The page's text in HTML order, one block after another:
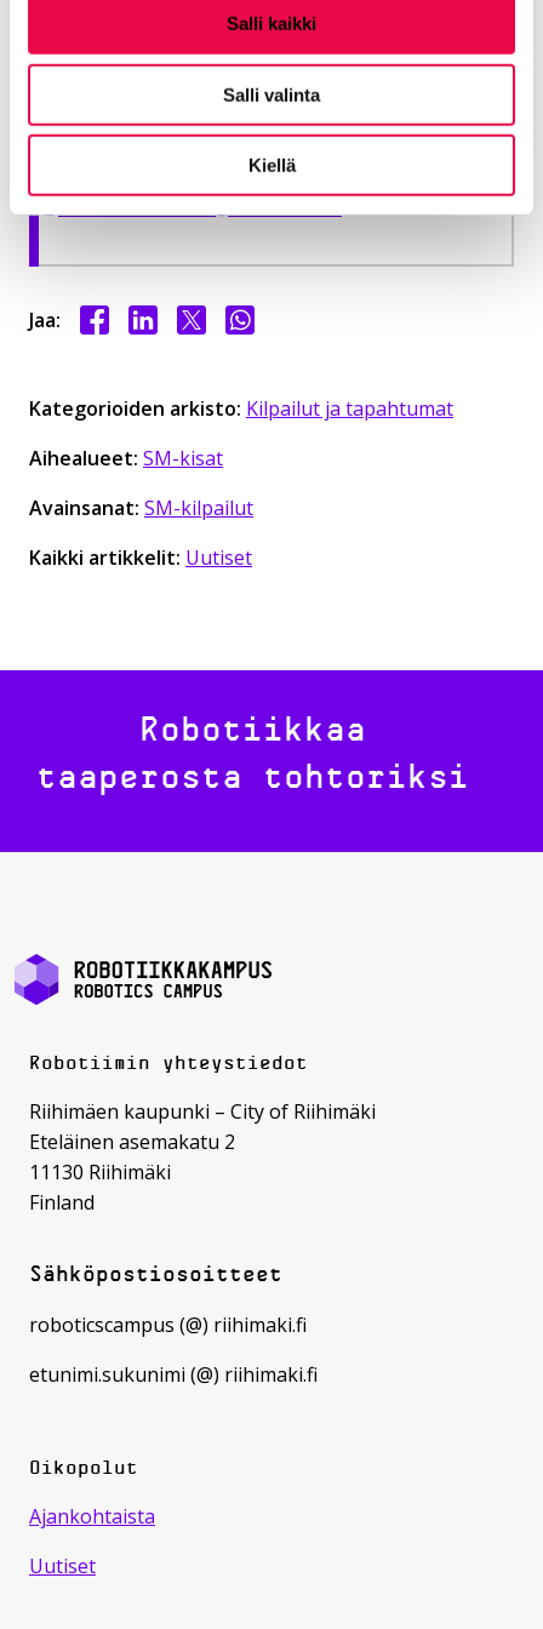
Salli kaikki
Salli valinta
Kiellä
Viitanen Reetta
Robotiikan opetuksen erityisasiantuntija
reetta.viitanen@riihimaki.fi
Jaa: Jaa Facebookissa
Jaa LinkedInissä
Jaa X:ssäJaa WhasAppissa
Kategorioiden arkisto: Kilpailut ja tapahtumat
Aihealueet: SM-kisat
Avainsanat: SM-kilpailut
Kaikki artikkelit: Uutiset
Robotiikkaa
taaperosta tohtoriksi
Robotiimin yhteystiedot
Riihimäen kaupunki – City of Riihimäki
Eteläinen asemakatu 2
11130 Riihimäki
Finland
Sähköpostiosoitteet
roboticscampus (@) riihimaki.fi
etunimi.sukunimi (@) riihimaki.fi
Oikopolut
Ajankohtaista
Uutiset